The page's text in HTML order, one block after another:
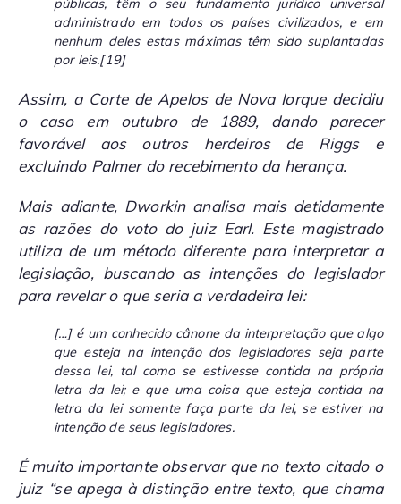
públicas, têm o seu fundamento jurídico universal
administrado em todos os países civilizados, e em
nenhum deles estas máximas têm sido suplantadas
por leis.[19]
Assim, a Corte de Apelos de Nova Iorque decidiu
o caso em outubro de 1889, dando parecer
favorável aos outros herdeiros de Riggs e
excluindo Palmer do recebimento da herança.
Mais adiante, Dworkin analisa mais detidamente
as razões do voto do juiz Earl. Este magistrado
utiliza de um método diferente para interpretar a
legislação, buscando as intenções do legislador
para revelar o que seria a verdadeira lei:
[…] é um conhecido cânone da interpretação que algo
que esteja na intenção dos legisladores seja parte
dessa lei, tal como se estivesse contida na própria
letra da lei; e que uma coisa que esteja contida na
letra da lei somente faça parte da lei, se estiver na
intenção de seus legisladores.
É muito importante observar que no texto citado o
juiz “se apega à distinção entre texto, que chama